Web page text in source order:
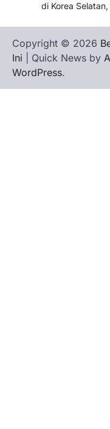
di Korea
Copyright © 2026
Ini | Quick News by
WordPress.